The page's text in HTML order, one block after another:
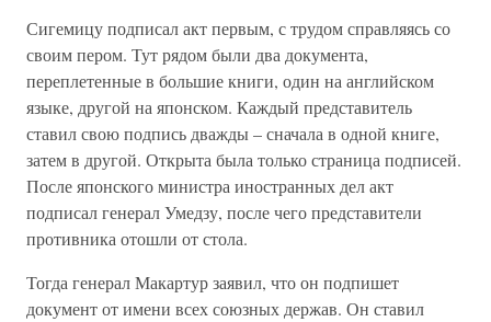
Сигемицу подписал акт первым, с трудом справляясь со
своим пером. Тут рядом были два документа,
переплетенные в большие книги, один на английском
языке, другой на японском. Каждый представитель
ставил свою подпись дважды – сначала в одной книге,
затем в другой. Открыта была только страница подписей.
После японского министра иностранных дел акт
подписал генерал Умедзу, после чего представители
противника отошли от стола.
Тогда генерал Макартур заявил, что он подпишет
документ от имени всех союзных держав. Он ставил